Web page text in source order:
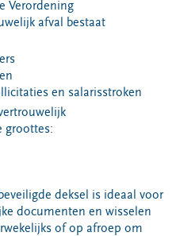
Verordening
afval bestaat
en salarisstroken
groottes:
deksel is ideaal voor
documenten en wisselen
of op afroep om